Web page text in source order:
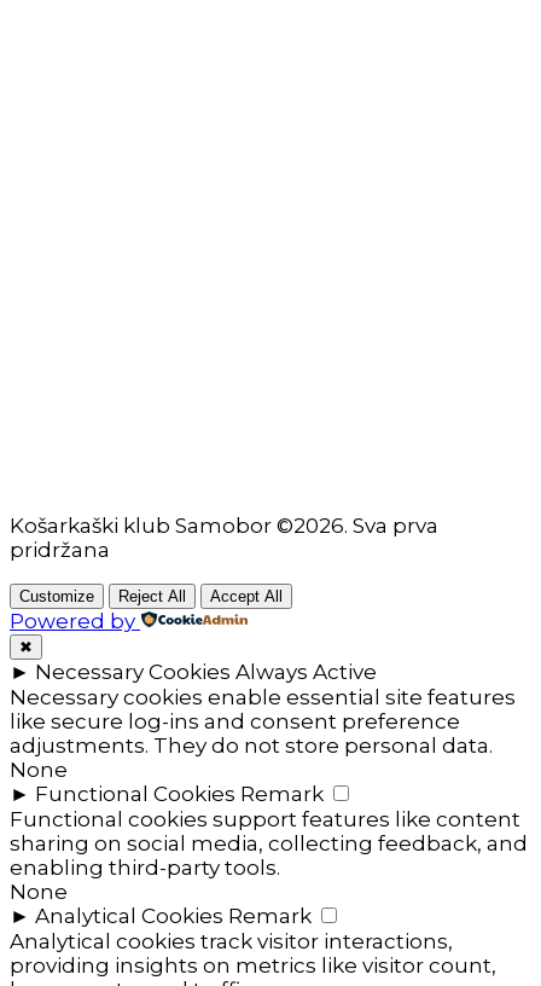
Košarkaški klub Samobor ©2026. Sva prva
pridržana
Customize Reject All Accept All
Powered by
✖
► Necessary Cookies Always Active
Necessary cookies enable essential site features
like secure log-ins and consent preference
adjustments. They do not store personal data.
None
► Functional Cookies Remark
Functional cookies support features like content
sharing on social media, collecting feedback, and
enabling third-party tools.
None
► Analytical Cookies Remark
Analytical cookies track visitor interactions,
providing insights on metrics like visitor count,